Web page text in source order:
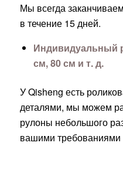
Мы всегда
в течение 15 дней.
Индивидуальный
см, 80 см и т. д.
У Qisheng есть
деталями, мы можем
рулоны небольшого
вашими требованиями